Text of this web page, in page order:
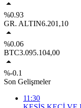
%0.93
GR. ALTIN6.201,10
%0.06
BTC3.095.104,00
%-0.1
Son Gelişmeler
11:30